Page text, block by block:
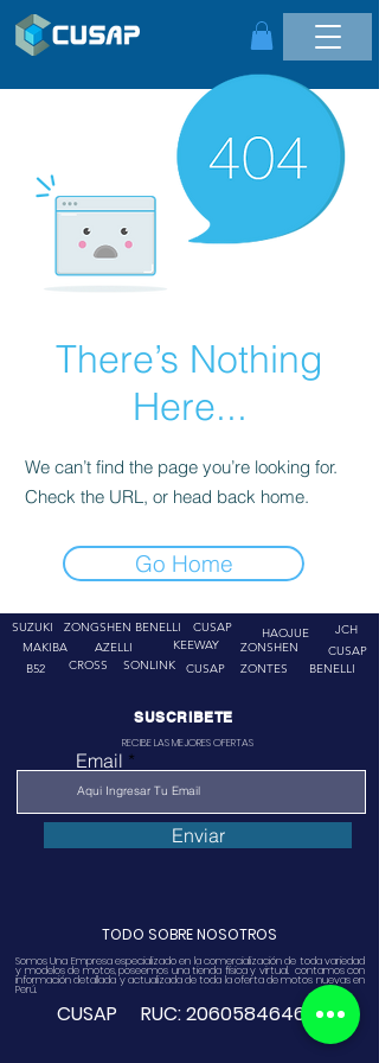
There’s Nothing
Here...
We can’t find the page you’re looking for.
Check the URL, or head back home.
Go Home
SUZUKI
ZONGSHEN
MAKIBA
AZELLI
BENELLI
CUSAP
KEEWAY
B52
CROSS SONLINK CUSAP
HAOJUE
JCH
ZONSHEN
ZONTES
CUSAP
BENELLI
SUSCRIBETE
RECIBE LAS MEJORES OFERTAS
Email
Enviar
TODO SOBRE NOSOTROS
Somos Una Empresa especializado en la comercialización de toda variedad
y modelos de motos, poseemos una tienda física y virtual. contamos con
información detallada y actualizada de toda la oferta de motos nuevas en
Perú.
CUSAP RUC:20605846468